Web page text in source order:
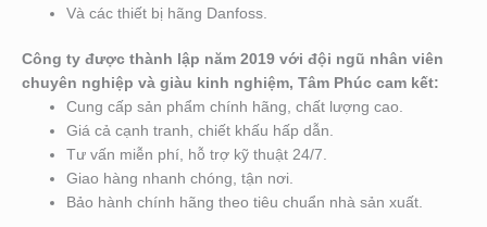
Và các thiết bị hãng Danfoss.
Công ty được thành lập năm 2019 với đội ngũ nhân viên
chuyên nghiệp và giàu kinh nghiệm, Tâm Phúc cam kết:
Cung cấp sản phẩm chính hãng, chất lượng cao.
Giá cả cạnh tranh, chiết khấu hấp dẫn.
Tư vấn miễn phí, hỗ trợ kỹ thuật 24/7.
Giao hàng nhanh chóng, tận nơi.
Bảo hành chính hãng theo tiêu chuẩn nhà sản xuất.